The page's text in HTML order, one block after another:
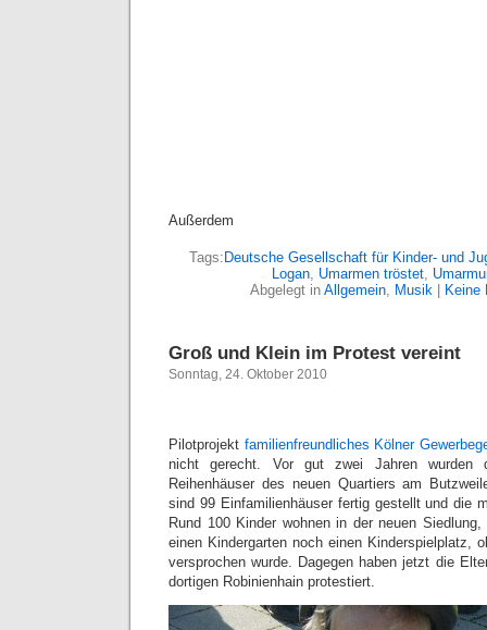
Außerdem
Tags: Deutsche Gesellschaft für Kinder- und
Logan, Umarmen tröstet,
Abgelegt in Allgemein, Musik| Keine
Groß und Klein im Protest vereint
Sonntag, 24. Oktober 2010
Pilotprojekt familienfreundliches Kölner
nicht gerecht. Vor gut zwei Jahren wurden
Reihenhäuser des neuen Quartiers am
sind 99 Einfamilienhäuser fertig gestellt und die
Rund 100 Kinder wohnen in der neuen
einen Kindergarten noch einen Kinderspielplatz,
versprochen wurde. Dagegen haben jetzt die
dortigen Robinienhain protestiert.